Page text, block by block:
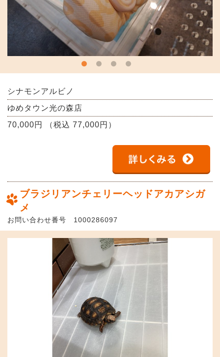
シナモンアルビノ
ゆめタウン光の森店
70,000円 （税込 77,000円）
ブラジリアンチェリーヘッドアカアシガ
メ
お問い合わせ番号 1000286097